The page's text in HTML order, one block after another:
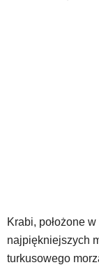
Krabi, położone
najpiękniejszych
turkusowego